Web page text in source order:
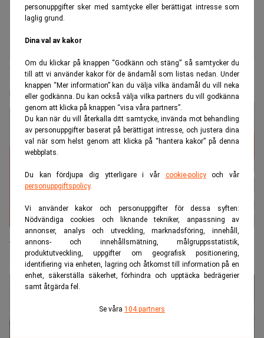
personuppgifter sker med samtycke eller berättigat intresse som
laglig grund.
Dina val av kakor
Om du klickar på knappen “Godkänn och stäng” så samtycker du
till att vi använder kakor för de ändamål som listas nedan. Under
knappen “Mer information” kan du välja vilka ändamål du vill neka
eller godkänna. Du kan också välja vilka partners du vill godkänna
genom att klicka på knappen “visa våra partners”.
Du kan när du vill återkalla ditt samtycke, invända mot behandling
av personuppgifter baserat på berättigat intresse, och justera dina
val när som helst genom att klicka på “hantera kakor” på denna
webbplats.
Du kan fördjupa dig ytterligare i vår cookie-policyoch vår
personuppgiftspolicy.
Vi använder kakor och personuppgifter för dessa syften:
Nödvändiga cookies och liknande tekniker, anpassning av
annonser, analys och utveckling, marknadsföring, innehåll,
annons- och innehållsmätning, målgruppsstatistik,
produktutveckling, uppgifter om geografisk positionering,
identifiering via enheten, lagring och åtkomst till information på en
enhet, säkerställa säkerhet, förhindra och upptäcka bedrägerier
samt åtgärda fel.
Se våra 104 partners
Lars Söderfjell lämnar Swedbank
Så sopar hedgefonderna igen spåren av olaglig
handel